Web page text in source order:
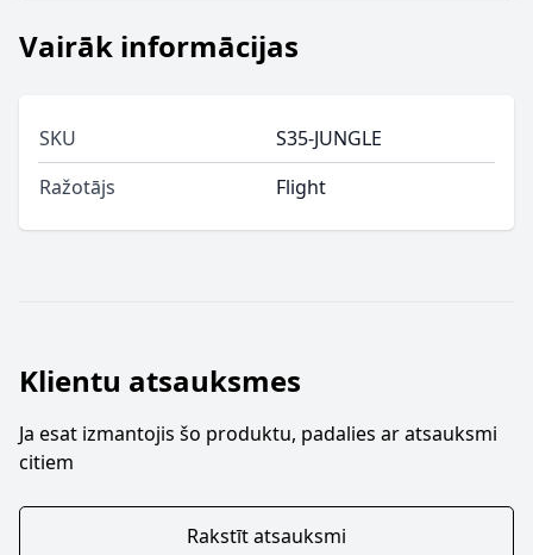
Vairāk informācijas
SKU
S35-JUNGLE
Ražotājs
Flight
Klientu atsauksmes
Ja esat izmantojis šo produktu, padalies ar atsauksmi
citiem
Rakstīt atsauksmi